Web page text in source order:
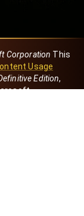
Corporation This
Usage
Edition,